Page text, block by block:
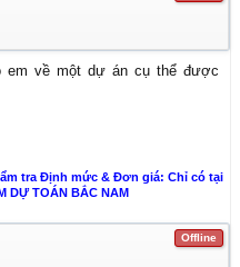
em về một dự án cụ thể được
tra Định mức & Đơn giá: Chỉ có tại
DỰ TOÁN BẮC NAM
Offline